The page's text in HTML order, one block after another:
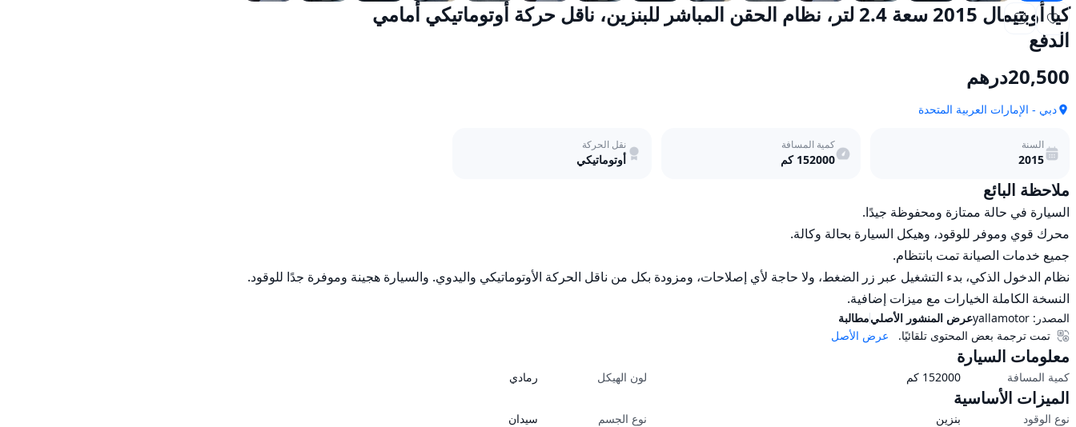
كيا أوبتيمال 2015 سعة 2.4 لتر، نظام الحقن المباشر للبنزين، ناقل حركة أوتوماتيكي أمامي
الدفع
20,500درهم
دبي - الإمارات العربية المتحدة
السنة
2015
كمية المسافة
152000 كم
نقل الحركة
أوتوماتيكي
ملاحظة البائع
النسخة الكاملة الخيارات مع ميزات إضافية.
المصدر: yallamotorعرض المنشور الأصليمطالبة
عرض الأصل
تمت ترجمة بعض المحتوى تلقائيًا.
معلومات السيارة
كمية المسافة 152000 كم لون الهيكل رمادي
الميزات الأساسية
نوع الوقود بنزين نوع الجسم
سيدان